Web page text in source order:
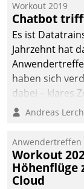
Quartier.
zeigte
Neues zu
Workout 2019
Chatbot
Es ist
Jahrzehnt hat
haben sich
dabei – klares
Fokussierung
Andreas
Anwendertreffen
Workout
Höhenflüge
Cloud